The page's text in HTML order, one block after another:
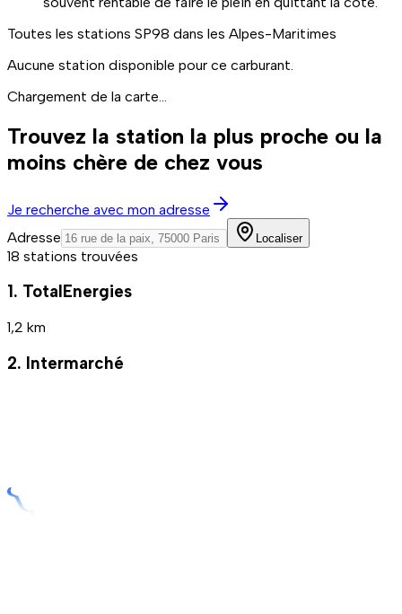
Toutes les stations SP98 dans les Alpes-Maritimes
Aucune station disponible pour ce carburant.
Chargement de la carte...
Trouvez la station la plus proche ou la
moins chère de chez vous
Je recherche avec mon adresse
Adresse
Localiser
18 stations trouvées
1. TotalEnergies
1,2 km
2. Intermarché